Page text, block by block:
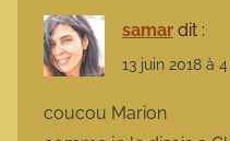
samar dit :
13 juin 2018 à
coucou Marion